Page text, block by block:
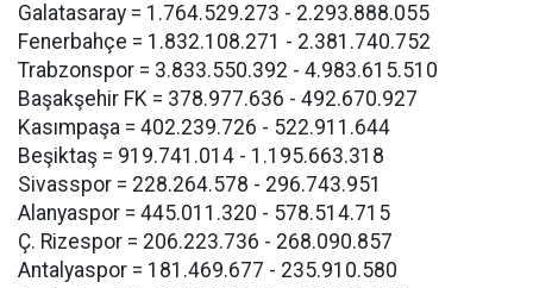
Galatasaray = 1.764.529.273 - 2.293.888.055
Fenerbahçe = 1.832.108.271 - 2.381.740.752
Trabzonspor = 3.833.550.392 - 4.983.615.510
Başakşehir FK = 378.977.636 - 492.670.927
Kasımpaşa = 402.239.726 - 522.911.644
Beşiktaş = 919.741.014 - 1.195.663.318
Sivasspor = 228.264.578 - 296.743.951
Alanyaspor = 445.011.320 - 578.514.715
Ç. Rizespor = 206.223.736 - 268.090.857
Antalyaspor = 181.469.677 - 235.910.580